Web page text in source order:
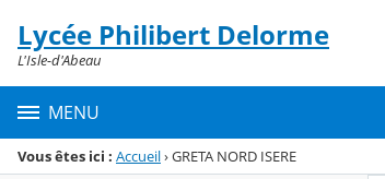
Menu de la rubrique
Contenu
Lycée Philibert Delorme
L'Isle-d'Abeau
MENU
Vous êtes ici : Accueil›GRETA NORD ISERE